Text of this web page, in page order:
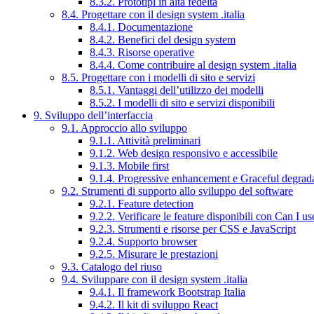
8.4. Progettare con il design system .italia
8.4.1. Documentazione
8.4.2. Benefici del design system
8.4.3. Risorse operative
8.4.4. Come contribuire al design system .italia
8.5. Progettare con i modelli di sito e servizi
8.5.1. Vantaggi dell’utilizzo dei modelli
8.5.2. I modelli di sito e servizi disponibili
9. Sviluppo dell’interfaccia
9.1. Approccio allo sviluppo
9.1.1. Attività preliminari
9.1.2. Web design responsivo e accessibile
9.1.3. Mobile first
9.1.4. Progressive enhancement e Graceful
9.2. Strumenti di supporto allo sviluppo del software
9.2.1. Feature detection
9.2.2. Verificare le feature disponibili con Can I
9.2.3. Strumenti e risorse per CSS e JavaScript
9.2.4. Supporto browser
9.2.5. Misurare le prestazioni
9.3. Catalogo del riuso
9.4. Sviluppare con il design system .italia
9.4.1. Il framework Bootstrap Italia
9.4.2. Il kit di sviluppo React